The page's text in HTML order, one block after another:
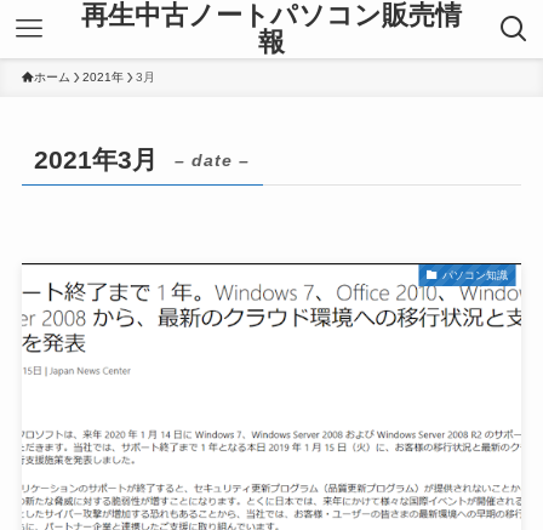
再生中古ノートパソコン販売情
報
ホーム 2021年 3月
2021年3月 – date –
パソコン知識